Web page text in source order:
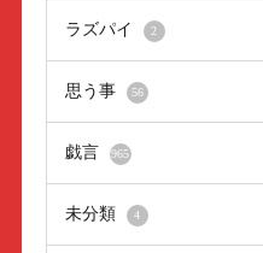
ラズパイ 2
思う事 56
戯言 965
未分類 4